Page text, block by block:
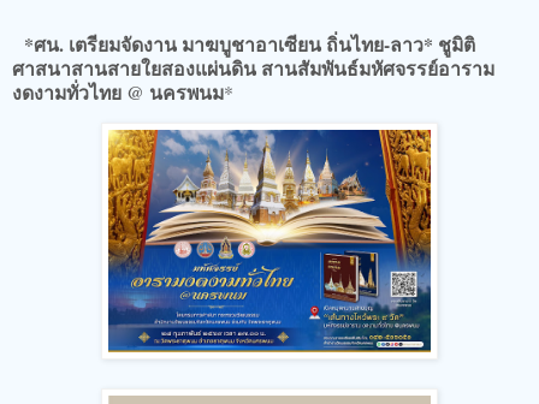
*ศน. เตรียมจัดงาน มาฆบูชาอาเซียน ถิ่นไทย-ลาว* ชูมิติ
ศาสนาสานสายใยสองแผ่นดิน​ สานสัมพันธ์มหัศจรรย์อาราม
งดงามทั่วไทย @ นครพนม*